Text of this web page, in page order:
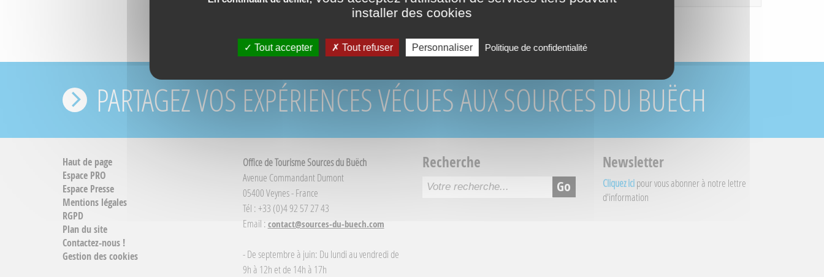
PARTAGEZ VOS EXPÉRIENCES VÉCUES AUX SOURCES DU BUËCH
Haut de page
Espace PRO
Espace Presse
Mentions légales
RGPD
Plan du site
Contactez-nous !
Gestion des cookies
Office de Tourisme Sources du Buëch
Avenue Commandant Dumont
05400 Veynes - France
Tél : +33 (0)4 92 57 27 43
Email :contact@sources-du-buech.com
- De septembre à juin: Du lundi au vendredi de
9h à 12h et de 14h à 17h
Recherche Newsletter
Cliquez icipour vous abonner à notre lettre
d'information
installer des cookies
Tout accepter Tout refuser Personnaliser Politique de confidentialité